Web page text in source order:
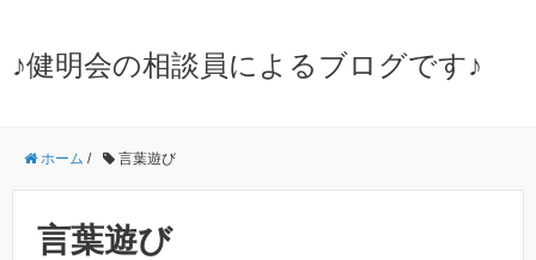
♪健明会の相談員によるブログです♪
ホーム / 言葉遊び
言葉遊び